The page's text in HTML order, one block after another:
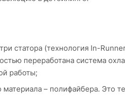
статора (технология In-
переработана система
работы;
– полифайбера. Это